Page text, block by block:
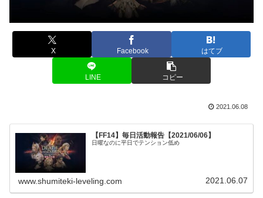
X Facebook はてブ
LINE コピー
2021.06.08
【FF14】毎日活動報告【2021/06/06】
日曜なのに平日でテンション低め
www.shumiteki-leveling.com 2021.06.07